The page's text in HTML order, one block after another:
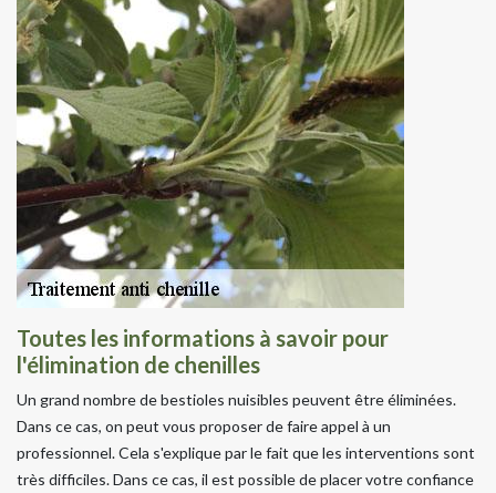
Toutes les informations à savoir pour
l'élimination de chenilles
Un grand nombre de bestioles nuisibles peuvent être éliminées.
Dans ce cas, on peut vous proposer de faire appel à un
professionnel. Cela s'explique par le fait que les interventions sont
très difficiles. Dans ce cas, il est possible de placer votre confiance